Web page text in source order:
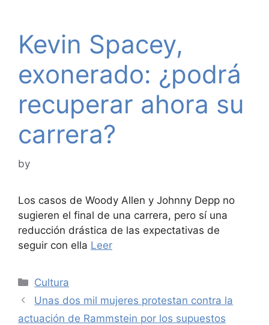
Kevin Spacey,
exonerado: ¿podrá
recuperar ahora su
carrera?
by
Los casos de Woody Allen y Johnny Depp no
sugieren el final de una carrera, pero sí una
reducción drástica de las expectativas de
seguir con ella Leer
Categories
Cultura
Unas dos mil mujeres protestan contra la
actuación de Rammstein por los supuestos